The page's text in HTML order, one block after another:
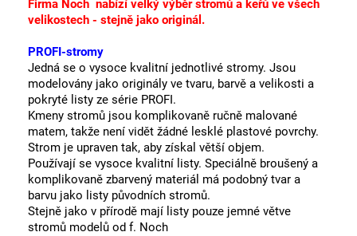
Firma Noch nabízí velký výběr stromů a keřů ve všech
velikostech - stejně jako originál.
PROFI-stromy
Jedná se o vysoce kvalitní jednotlivé stromy. Jsou
modelovány jako originály ve tvaru, barvě a velikosti a
pokryté listy ze série PROFI.
Kmeny stromů jsou komplikovaně ručně malované
matem, takže není vidět žádné lesklé plastové povrchy.
Strom je upraven tak, aby získal větší objem.
Používají se vysoce kvalitní listy. Speciálně broušený a
komplikovaně zbarvený materiál má podobný tvar a
barvu jako listy původních stromů.
Stejně jako v přírodě mají listy pouze jemné větve
stromů modelů od f. Noch